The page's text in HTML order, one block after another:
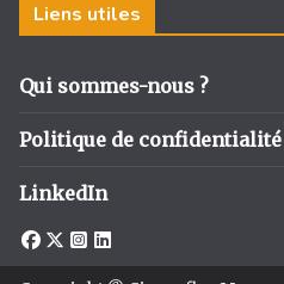
Liens utiles
Qui sommes-nous ?
Politique de confidentialité
LinkedIn